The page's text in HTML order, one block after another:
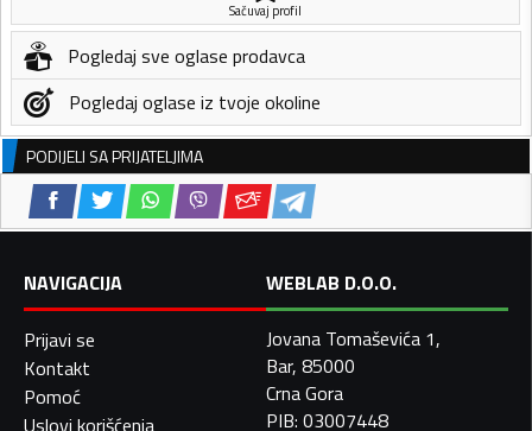
Sačuvaj profil
Pogledaj sve oglase prodavca
Pogledaj oglase iz tvoje okoline
PODIJELI SA PRIJATELJIMA
NAVIGACIJA
Prijavi se
Kontakt
Pomoć
WEBLAB D.O.O.
Jovana Tomaševića 1,
Bar, 85000
Crna Gora
PIB: 03007448